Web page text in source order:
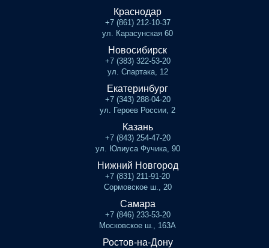
Краснодар
+7 (861) 212-10-37
ул. Карасунская 60
Новосибирск
+7 (383) 322-53-20
ул. Спартака, 12
Екатеринбург
+7 (343) 288-04-20
ул. Героев России, 2
Казань
+7 (843) 254-47-20
ул. Юлиуса Фучика, 90
Нижний Новгород
+7 (831) 211-91-20
Сормовское ш., 20
Самара
+7 (846) 233-53-20
Московское ш., 163А
Ростов-на-Дону